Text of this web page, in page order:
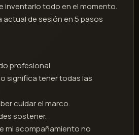
inventarlo todo en el momento.
de sesión en 5 pasos
profesional
significa tener todas las
cuidar el marco.
sostener.
mi acompañamiento no